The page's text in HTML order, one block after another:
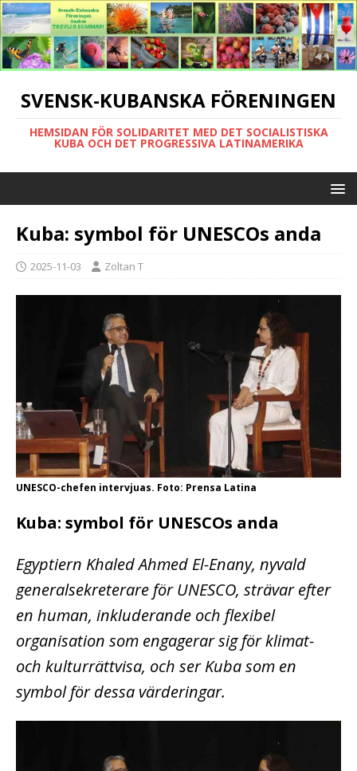
SVENSK-KUBANSKA FÖRENINGEN
HEMSIDAN FÖR SOLIDARITET MED DET SOCIALISTISKA
KUBA OCH DET PROGRESSIVA LATINAMERIKA
Kuba: symbol för UNESCOs anda
2025-11-03 Zoltan T
UNESCO-chefen intervjuas. Foto: Prensa Latina
Kuba: symbol för UNESCOs anda
Egyptiern Khaled Ahmed El-Enany, nyvald
generalsekreterare för UNESCO, strävar efter
en human, inkluderande och flexibel
organisation som engagerar sig för klimat-
och kulturrättvisa, och ser Kuba som en
symbol för dessa värderingar.